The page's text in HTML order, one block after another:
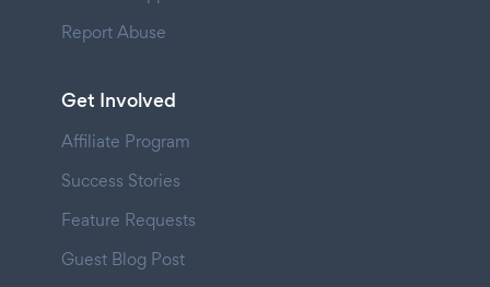
Report Abuse
Get Involved
Affiliate Program
Success Stories
Feature Requests
Guest Blog Post